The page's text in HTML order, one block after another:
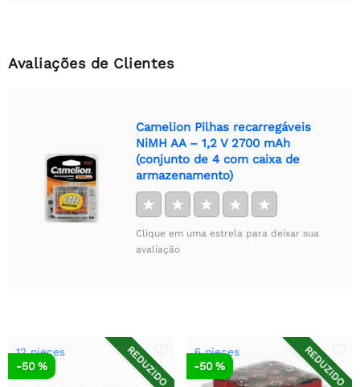
Avaliações de Clientes
Camelion Pilhas recarregáveis
NiMH AA – 1,2 V 2700 mAh
(conjunto de 4 com caixa de
armazenamento)
★ ★ ★ ★ ★
Clique em uma estrela para deixar sua
avaliação
REDUZIDO
12 pieces
-50 % REDUZIDO
6 pieces
-50 %